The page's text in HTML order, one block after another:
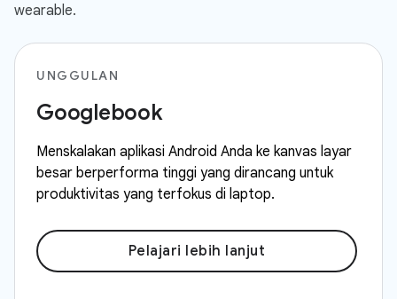
wearable.
UNGGULAN
Googlebook
Menskalakan aplikasi Android Anda ke kanvas layar
besar berperforma tinggi yang dirancang untuk
produktivitas yang terfokus di laptop.
Pelajari lebih lanjut